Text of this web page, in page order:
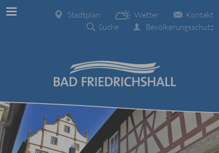
Kontakt
Wetter
Stadtplan
Bevölkerungsschutz
Suche